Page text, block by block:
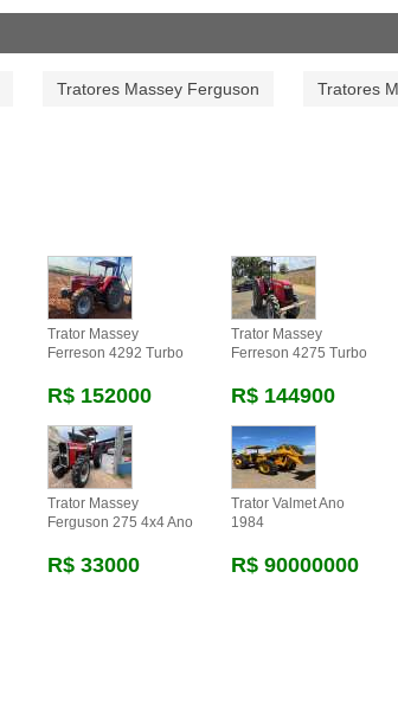
Tratores Massey Ferguson Tratores
Trator Massey
Ferreson 4292 Turbo
R$ 152000
Trator Massey
Ferreson 4275 Turbo
R$ 144900
Trator Massey
Ferguson 275 4x4 Ano
R$ 33000
Trator Valmet Ano
1984
R$ 90000000